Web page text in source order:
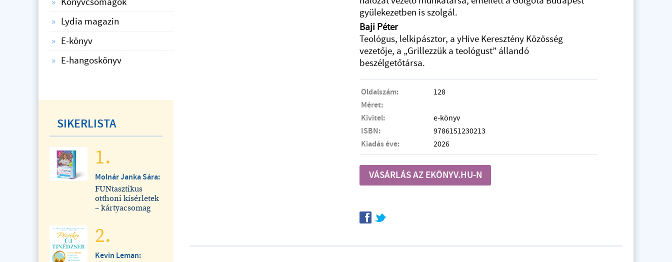
gyülekezetben is szolgál.
Baji Péter
Teológus, lelkipásztor, a yHive Keresztény Közösség
vezetője, a „Grillezzük a teológust” állandó
beszélgetőtársa.
Oldalszám: 128
Méret:
Kivitel:
e-könyv
ISBN: 9786151230213
Kiadás éve: 2026
VÁSÁRLÁS AZ EKÖNYV.HU-N
f t
Lydia magazin
E-könyv
E-hangoskönyv
SIKERLISTA
1.
Molnár Janka Sára:
FUNtasztikus
otthoni kísérletek
– kártyacsomag
2.
Kevin Leman: